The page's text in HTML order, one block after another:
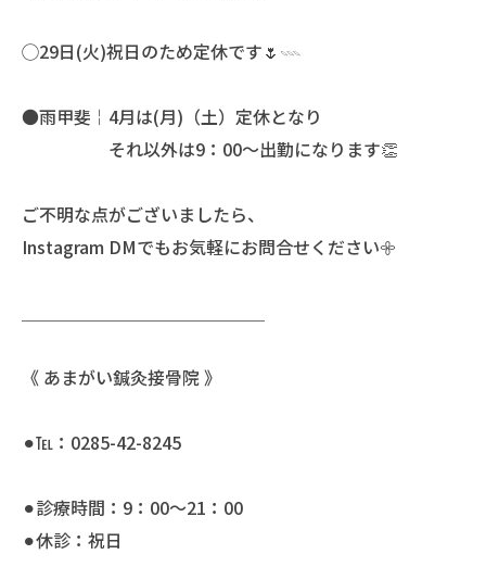
◯29日(火)祝日のため定休です🌷𓇠
●雨甲斐￤4月は(月)（土）定休となり
それ以外は9：00〜出勤になります👏
ご不明な点がございましたら、
Instagram DMでもお気軽にお問合せください𖧷
《 あまがい鍼灸接骨院 》
⚫︎℡：0285-42-8245
⚫︎診療時間：9：00〜21：00
⚫︎休診：祝日